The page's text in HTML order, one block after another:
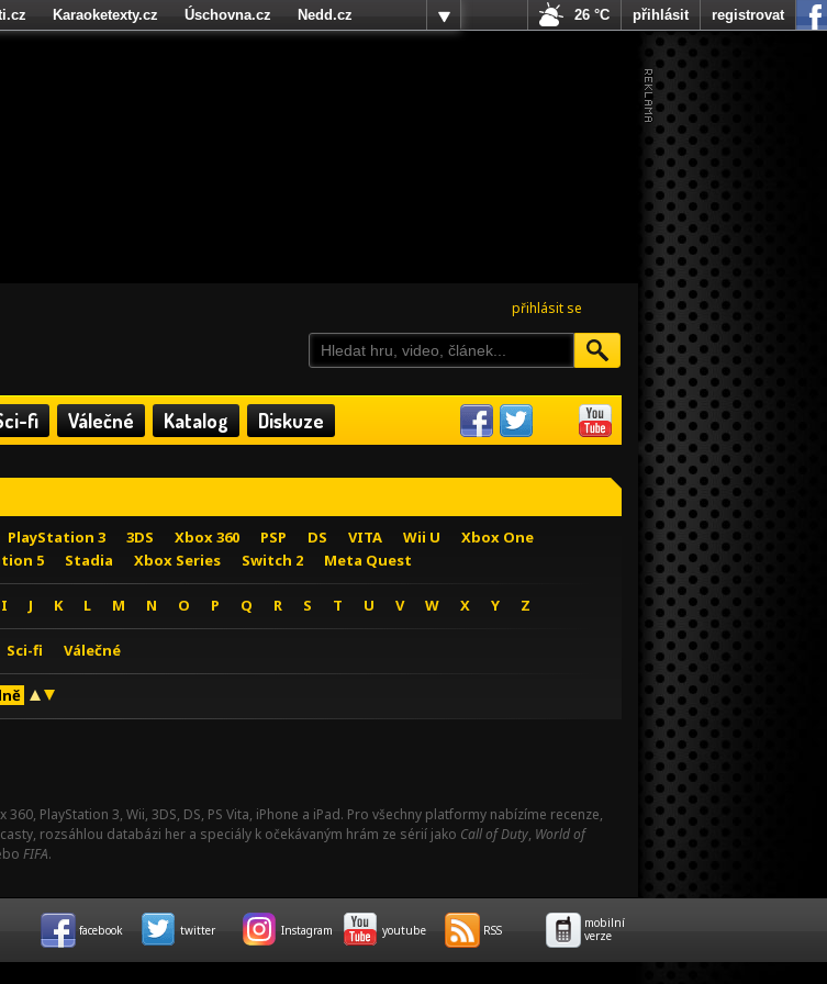
přihlásit se
fi Válečné Katalog Diskuze
PlayStation 3 3DS Xbox 360 PSP DS VITA Wii U
Xbox One
5 Stadia Xbox Series Switch 2 Meta Quest
I J K L M N O P Q R S T U V W X Y Z
Sci-fi Válečné
360, PlayStation 3, Wii, 3DS, DS, PS Vita, iPhone a iPad. Pro všechny platformy nabízíme recenze,
rozsáhlou databázi her a speciály k očekávaným hrám ze sérií jako Call of Duty, World of
FIFA.
Karaoketexty.cz Úschovna.cz
Nedd.cz
26 °C přihlásit registrovat
facebook twitter Instagram youtube RSS
mobilní
verze